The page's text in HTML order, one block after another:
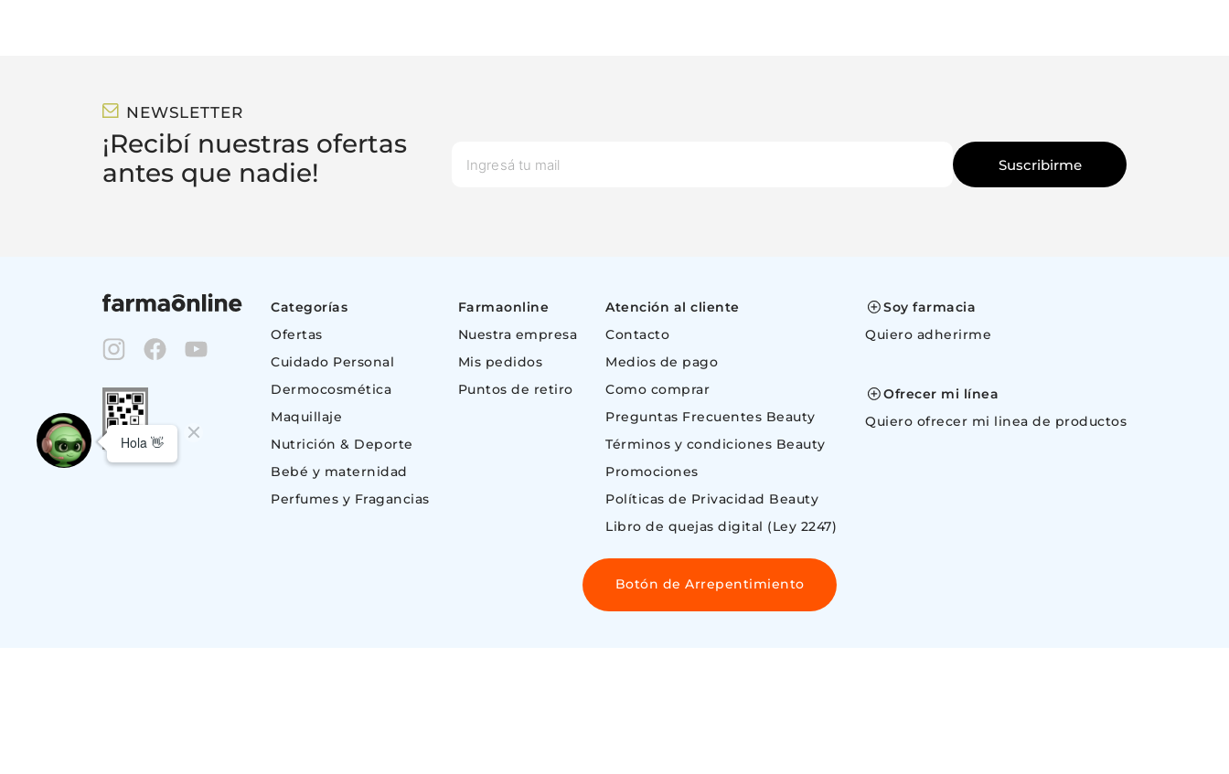
NEWSLETTER
¡Recibí nuestras ofertas
antes que nadie!
Suscribirme
Categorías
Ofertas
Cuidado Personal
Dermocosmética
Maquillaje
Nutrición & Deporte
Bebé y maternidad
Perfumes y Fragancias
Farmaonline
Nuestra empresa
Mis pedidos
Puntos de retiro
Atención al cliente
Contacto
Medios de pago
Como comprar
Preguntas Frecuentes Beauty
Términos y condiciones Beauty
Promociones
Políticas de Privacidad Beauty
Libro de quejas digital (Ley 2247)
Botón de Arrepentimiento
Soy farmacia
Quiero adherirme
Ofrecer mi línea
Quiero ofrecer mi linea de productos